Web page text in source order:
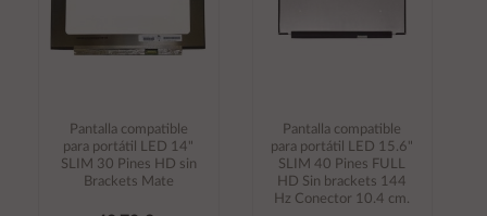
Pantalla compatible
para portátil LED 14"
SLIM 30 Pines HD sin
Brackets Mate
Pantalla compatible
para portátil LED 15.6"
SLIM 40 Pines FULL
HD Sin brackets 144
Hz Conector 10.4 cm.